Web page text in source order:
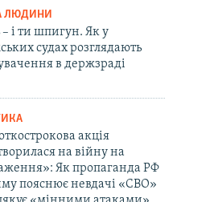
ЛЮДИНИ
і ти шпигун. Як у
судах розглядають
в держзраді
акція
на війну на
Як пропаганда РФ
пояснює невдачі «СВО»